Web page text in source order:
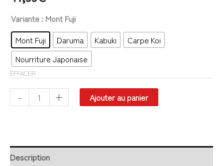
Variante : Mont Fuji
Mont Fuji
Daruma Kabuki
Carpe Koi
Nourriture Japonaise
EFFACER
- + Ajouter au panier
Description